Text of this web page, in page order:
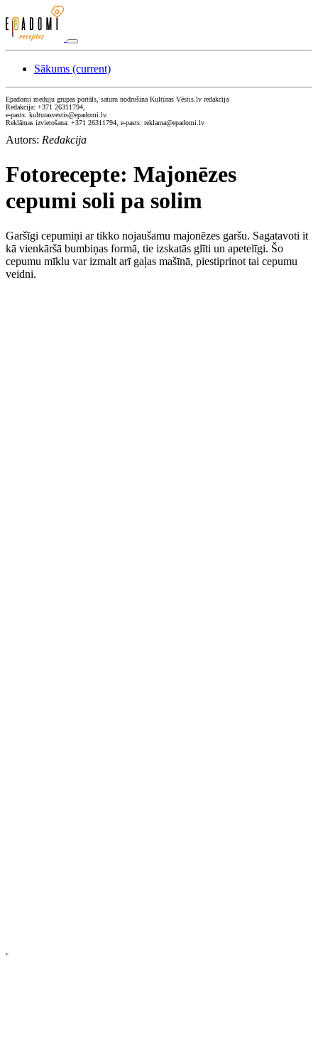
Sākums (current)
Epadomi meduju grupas portāls, saturu nodrošina Kultūras Vēstis.lv redakcija
Redakcija: +371 26311794,
e-pasts: kulturasvestis@epadomi.lv.
Reklāmas izvietošana: +371 26311794, e-pasts: reklama@epadomi.lv
Autors: Redakcija
Fotorecepte: Majonēzes
cepumi soli pa solim
Garšīgi cepumiņi ar tikko nojaušamu majonēzes garšu. Sagatavoti it
kā vienkāršā bumbiņas formā, tie izskatās glīti un apetelīgi. Šo
cepumu mīklu var izmalt arī gaļas mašīnā, piestiprinot tai cepumu
veidni.